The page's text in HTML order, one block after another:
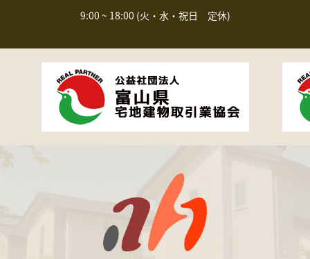
9:00 ~ 18:00 (火・水・祝日 定休)